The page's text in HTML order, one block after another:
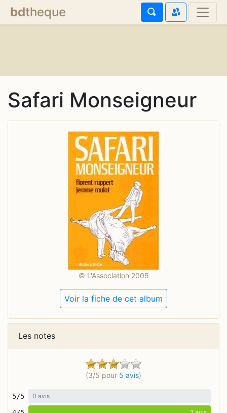
bdtheque
Safari Monseigneur
© L'Association 2005
Voir la fiche de cet album
Les notes
(3/5 pour 5 avis)
5/5 0 avis